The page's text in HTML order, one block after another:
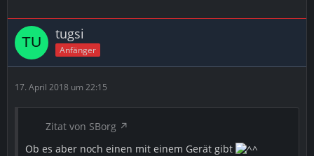
9. Node installieren
Code
10. Node.js installieren
Code
tugsi
Anfänger
17. April 2018 um 22:15
Zitat von SBorg
Ob es aber noch einen mit einem Gerät gibt